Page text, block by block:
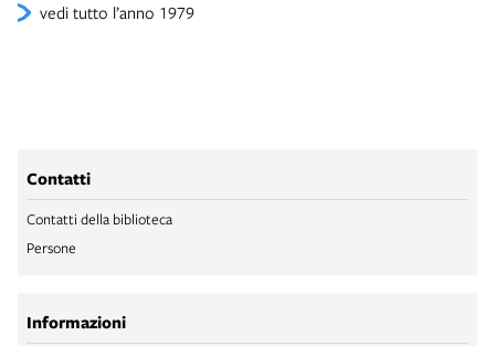
vedi tutto l’anno 1979
Contatti
Contatti della biblioteca
Persone
Informazioni